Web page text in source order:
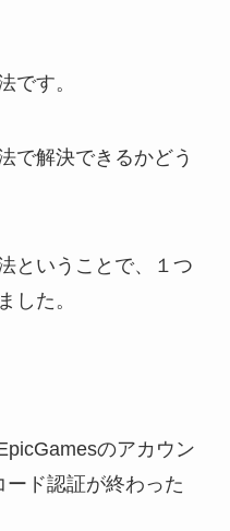
です。
で解決できるかどう
ということで、１つ
した。
のアカウン
ード認証が終わった